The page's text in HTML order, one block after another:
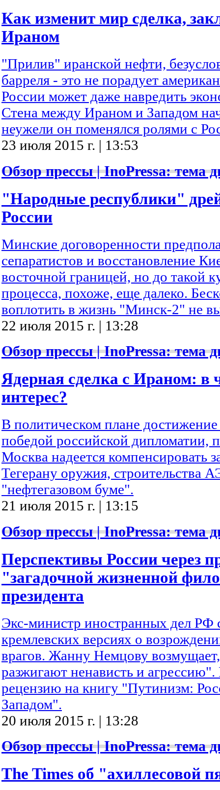
Как изменит мир сделка,
Ираном
"Прилив" иранской нефти,
барреля - это не порадует
России может даже навредить
Стена между Ираном и Западом
неужели он поменялся ролями с
23 июля 2015 г. | 13:53
Обзор прессы | InoPressa: тема
"Народные республики"
России
Минские договоренности
сепаратистов и восстановление
восточной границей, но до такой
процесса, похоже, еще далеко.
воплотить в жизнь "Минск-2" не
22 июля 2015 г. | 13:28
Обзор прессы | InoPressa: тема
Ядерная сделка с Ираном: в
интерес?
В политическом плане
победой российской
Москва надеется компенсировать
Тегерану оружия, строительства
"нефтегазовом буме".
21 июля 2015 г. | 13:15
Обзор прессы | InoPressa: тема
Перспективы России через
"загадочной жизненной
президента
Экс-министр иностранных дел РФ
кремлевских версиях о
врагов. Жанну Немцову
разжигают ненависть и
рецензию на книгу "Путинизм:
Западом".
20 июля 2015 г. | 13:28
Обзор прессы | InoPressa: тема
The Times об "ахиллесовой